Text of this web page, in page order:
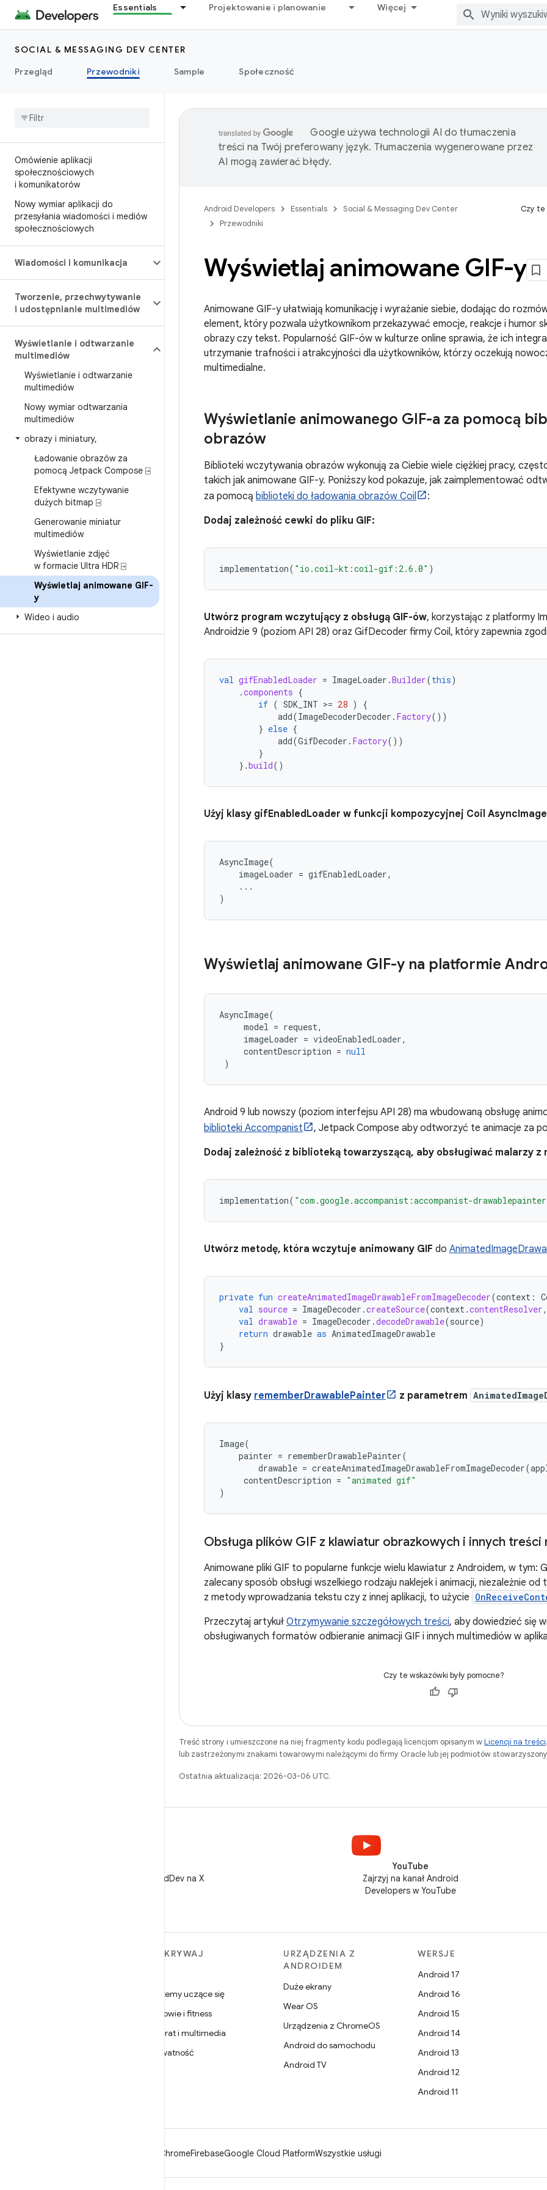
Essentials Projektowanie i planowanie Więcej
SOCIAL & MESSAGING DEV CENTER
Przegląd
Przewodniki Sample Społeczność
Omówienie aplikacji
społecznościowych
i komunikatorów
Nowy wymiar aplikacji do
przesyłania wiadomości i mediów
społecznościowych
Wiadomości i komunikacja
Tworzenie, przechwytywanie
i udostępnianie multimediów
Wyświetlanie i odtwarzanie
multimediów
Wyświetlanie i odtwarzanie
multimediów
Nowy wymiar odtwarzania
multimediów
obrazy i miniatury,
Ładowanie obrazów za
pomocą Jetpack Compose ⍈
Efektywne wczytywanie
dużych bitmap ⍈
Generowanie miniatur
multimediów
Wyświetlanie zdjęć
w formacie Ultra HDR ⍈
Wyświetlaj animowane GIF-
y
Wideo i audio
Google używa technologii AI do tłumaczenia
treści na Twój preferowany język. Tłumaczenia wygenerowane przez
AI mogą zawierać błędy.
Android Developers Essentials
Social & Messaging Dev Center
Przewodniki
Czy te
Wyświetlaj animowane GIF-y
Animowane GIF-y ułatwiają komunikację i wyrażanie siebie, dodając do
element, który pozwala użytkownikom przekazywać emocje, reakcje i humor
obrazy czy tekst. Popularność GIF-ów w kulturze online sprawia, że ich
utrzymanie trafności i atrakcyjności dla użytkowników, którzy oczekują
multimedialne.
Wyświetlanie animowanego GIF-a za pomocą
obrazów
Biblioteki wczytywania obrazów wykonują za Ciebie wiele ciężkiej pracy,
takich jak animowane GIF-y. Poniższy kod pokazuje, jak zaimplementować
za pomocą biblioteki do ładowania obrazów Coil
:
Dodaj zależność cewki do pliku GIF:
implementation( "io.coil-kt:coil-gif:2.6.0" )
Utwórz program wczytujący z obsługą GIF-ów, korzystając z platformy
Androidzie 9 (poziom API 28) oraz GifDecoder firmy Coil, który zapewnia
val gifEnabledLoader = ImageLoader .Builder(this)
.components {
if ( SDK_INT >= 28 )
{
add(ImageDecoderDecoder . Factory())
} else {
add(GifDecoder . Factory())
}
}.build()
Użyj klasy gifEnabledLoader w funkcji kompozycyjnej Coil
AsyncImage(
imageLoader = gifEnabledLoader,
...
)
Wyświetlaj animowane GIF-y na platformie
AsyncImage(
model = request,
imageLoader = videoEnabledLoader,
contentDescription = null
)
Android 9 lub nowszy (poziom interfejsu API 28) ma wbudowaną obsługę
biblioteki Accompanist
, Jetpack Compose aby odtworzyć te animacje za
Dodaj zależność z biblioteką towarzyszącą, aby obsługiwać malarzy
implementation( "com.google.accompanist:accompanist-
Utwórz metodę, która wczytuje animowany GIF do
private fun createAnimatedImageDrawableFromImageDecoder(context :
val source = ImageDecoder .createSource(context.contentResolver,
val drawable = ImageDecoder .decodeDrawable(source)
return drawable as AnimatedImageDrawable
}
Użyj klasy rememberDrawablePainter z parametrem
Image(
painter = rememberDrawablePainter(
drawable = createAnimatedImageDrawableFromImageDecoder(
contentDescription = "animated gif"
)
Obsługa plików GIF z klawiatur obrazkowych i innych
Animowane pliki GIF to popularne funkcje wielu klawiatur z Androidem, w tym:
zalecany sposób obsługi wszelkiego rodzaju naklejek i animacji, niezależnie
z metody wprowadzania tekstu czy z innej aplikacji, to użycie
Przeczytaj artykuł Otrzymywanie szczegółowych treści, aby dowiedzieć się
obsługiwanych formatów odbieranie animacji GIF i innych multimediów w
Czy te wskazówki były pomocne?
Treść strony i umieszczone na niej fragmenty kodu podlegają licencjom opisanym wLicencji na treści
lub zastrzeżonymi znakami towarowymi należącymi do firmy Oracle lub jej podmiotów
Ostatnia aktualizacja: 2026-03-06 UTC.
Obserwuj @AndroidDev na X
YouTube
Zajrzyj na kanał Android
Developers w YouTube
ODKRYWAJ
Systemy uczące się
Zdrowie i fitness
Aparat i multimedia
Prywatność
URZĄDZENIA Z
ANDROIDEM
Duże ekrany
Wear OS
Urządzenia z ChromeOS
Android do samochodu
Android TV
WERSJE
Android 17
Android 16
Android 15
Android 14
Android 13
Android 12
Android 11
ChromeFirebaseGoogle Cloud PlatformWszystkie usługi